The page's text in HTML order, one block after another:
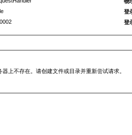
登
登
上不存在。请创建文件或目录并重新尝试请求。